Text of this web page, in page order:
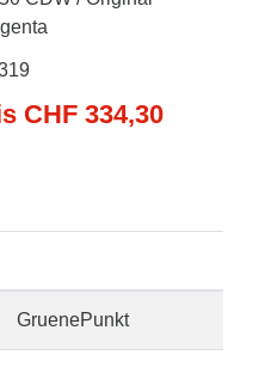
CHF 334,30
GruenePunkt